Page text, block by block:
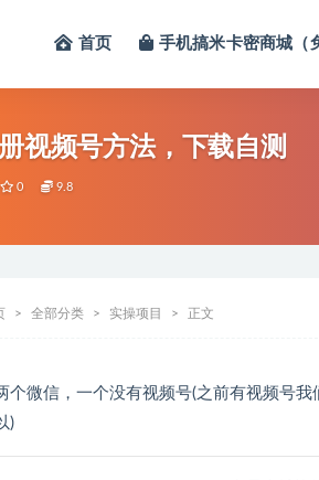
首页 手机搞米卡密商城（
视频号方法，下载自测
0 9.8
全部分类 实操项目 正文
个微信，一个没有视频号(之前有视频号
)